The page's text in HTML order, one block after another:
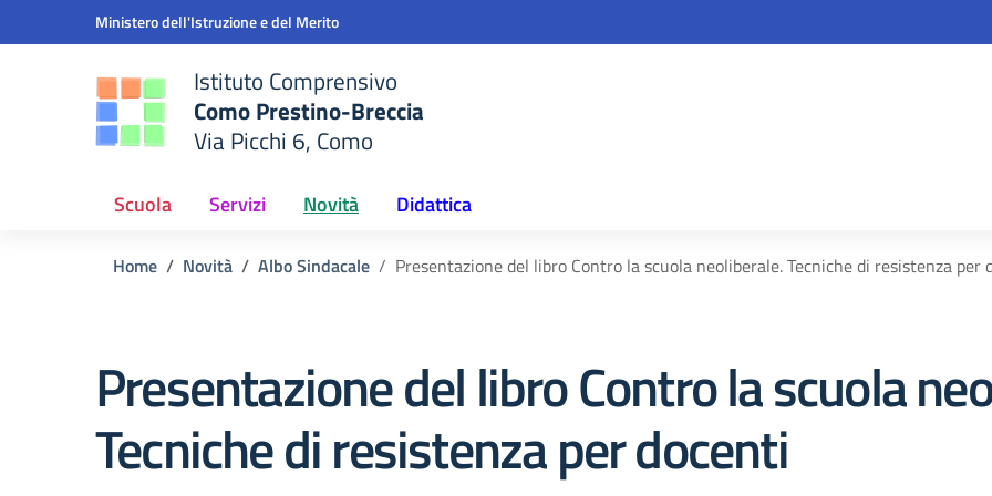
Vai ai contenuti
Vai al menu di navigazioneMinistero dell'Istruzione e del Merito
scuola
Istituto Comprensivo
Como Prestino-Breccia
Via Picchi 6, Como
Scuola Servizi Novità Didattica
Home Novità Albo Sindacale Presentazione del libro Contro la scuola neoliberale. Tecniche di resistenza per
Presentazione del libro Contro la scuola
Tecniche di resistenza per docenti